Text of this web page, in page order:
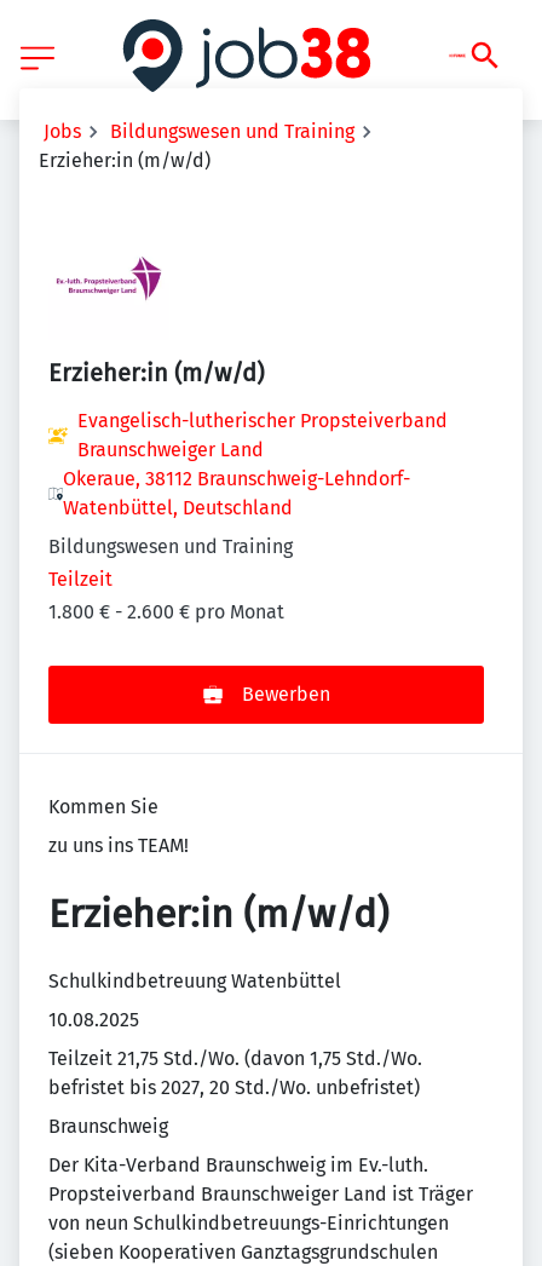
Jobs
Bildungswesen und Training
Erzieher:in (m/w/d)
Erzieher:in (m/w/d)
Evangelisch-lutherischer Propsteiverband
Braunschweiger Land
Okeraue, 38112 Braunschweig-Lehndorf-
Watenbüttel, Deutschland
Bildungswesen und Training
Teilzeit
1.800 € - 2.600 € pro Monat
Bewerben
Kommen Sie
zu uns ins TEAM!
Erzieher:in (m/w/d)
Schulkindbetreuung Watenbüttel
10.08.2025
Teilzeit 21,75 Std./Wo. (davon 1,75 Std./Wo.
befristet bis 2027, 20 Std./Wo. unbefristet)
Braunschweig
Der Kita-Verband Braunschweig im Ev.-luth.
Propsteiverband Braunschweiger Land ist Träger
von neun Schulkindbetreuungs-Einrichtungen
(sieben Kooperativen Ganztagsgrundschulen